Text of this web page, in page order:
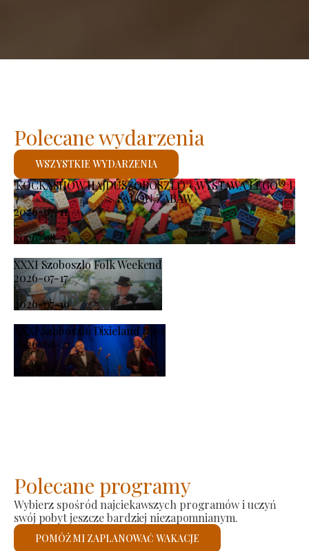
KOCKASHOW HAJDÚSZOBOSZLÓ – WYSTAWA LEGO® I
SALON ZABAW
2026-07-11
-
2026-08-23
XXXI Szoboszlo Folk Weekend
2026-07-17
-
2026-07-19
XXXI Szoboszló Dixieland Days
2026-08-21
-
2026-08-23
Polecane wydarzenia
WSZYSTKIE WYDARZENIA
Polecane programy
Wybierz spośród najciekawszych programów i uczyń
swój pobyt jeszcze bardziej niezapomnianym.
POMÓŻ MI ZAPLANOWAĆ WAKACJE